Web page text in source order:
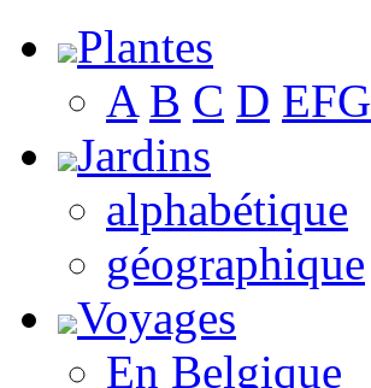
Plantes
A B C D EFG
Jardins
alphabétique
géographique
Voyages
En Belgique